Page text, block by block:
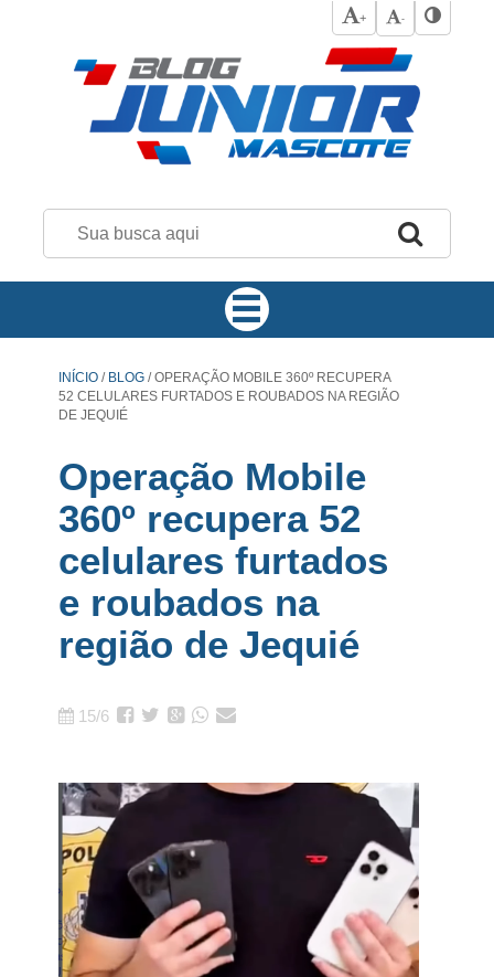
+ -
INÍCIO / BLOG /OPERAÇÃO MOBILE 360º RECUPERA
52 CELULARES FURTADOS E ROUBADOS NA REGIÃO
DE JEQUIÉ
Operação Mobile
360º recupera 52
celulares furtados
e roubados na
região de Jequié
15/6